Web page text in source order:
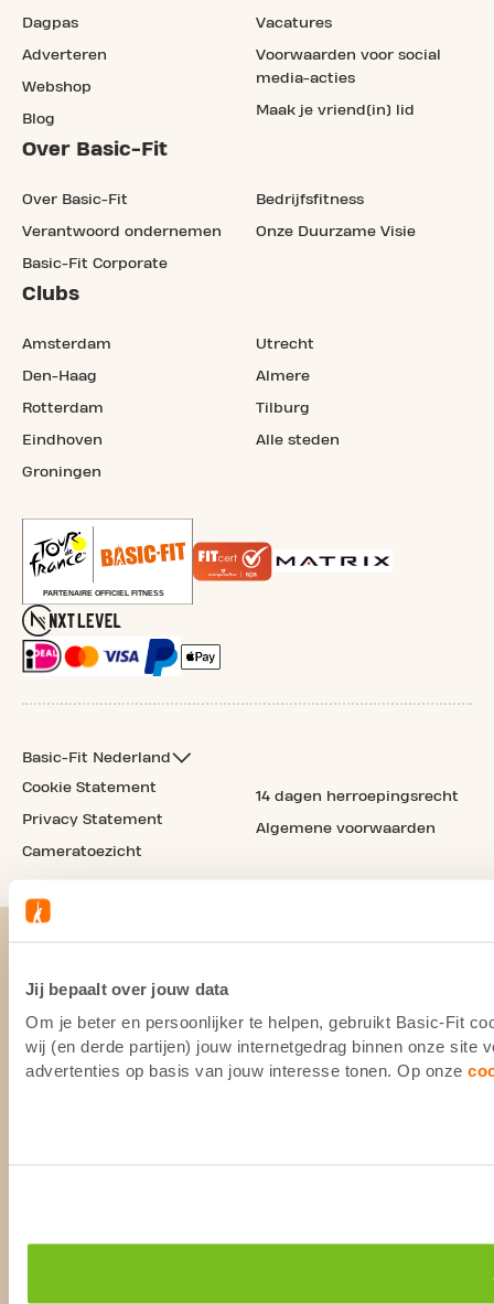
Jij bepaalt over jouw data
Om je beter en persoonlijker te helpen, gebruikt Basic-Fit
wij (en derde partijen) jouw internetgedrag binnen onze site
advertenties op basis van jouw interesse tonen. Op onze
Dagpas
Adverteren
Webshop
Blog
Vacatures
Voorwaarden voor social
media-acties
Maak je vriend(in) lid
Over Basic-Fit
Over Basic-Fit
Verantwoord ondernemen
Basic-Fit Corporate
Bedrijfsfitness
Onze Duurzame Visie
Clubs
Amsterdam
Den-Haag
Rotterdam
Eindhoven
Groningen
Utrecht
Almere
Tilburg
Alle steden
Basic-Fit Nederland
Cookie Statement
Privacy Statement
Cameratoezicht
14 dagen herroepingsrecht
Algemene voorwaarden